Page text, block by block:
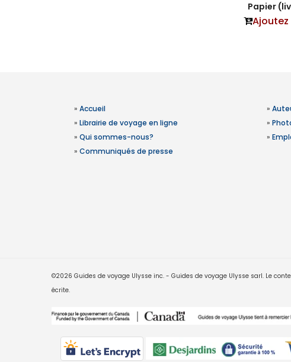
Papier
» Accueil
» Librairie de voyage en ligne
» Qui sommes-nous?
» Communiqués de presse
»
»
»
©2026 Guides de voyage Ulysse inc. - Guides de voyage Ulysse sarl. Le
écrite.